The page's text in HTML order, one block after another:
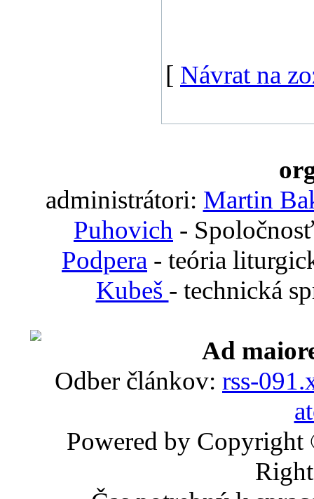
[ Návrat na
administrátori: Martin
Puhovich -
Podpera - teória
Kubeš - technická
Ad
Odber článkov: rss-
Powered by